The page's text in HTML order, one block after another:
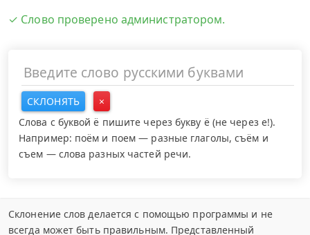
✓ Слово проверено администратором.
СКЛОНЯТЬ
×
Слова с буквой ё пишите через букву ё (не через е!).
Например: поём и поем — разные глаголы, съём и
съем — слова разных частей речи.
Склонение слов делается с помощью программы и не
всегда может быть правильным. Представленный